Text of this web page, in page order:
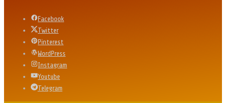
Facebook
Twitter
Pinterest
WordPress
Instagram
Youtube
Telegram